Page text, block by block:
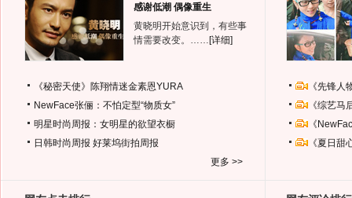
感谢低潮 偶像重生
黄晓明开始意识到，有些事
情需要改变。…… [详细]
《秘密天使》陈翔情迷金素恩YURA
NewFace张俪：不怕定型“物质女”
明星时尚周报：女明星的欲望衣橱
日韩时尚周报 好莱坞街拍周报
更多 >>
《先锋
《综艺
《
《夏日